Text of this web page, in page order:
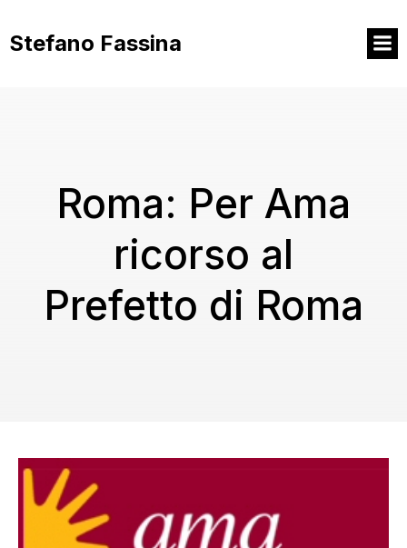
contenuto
Stefano Fassina
Roma: Per Ama
ricorso al
Prefetto di Roma